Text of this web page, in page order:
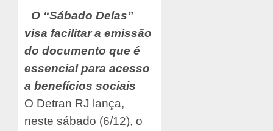
O “Sábado Delas”
visa facilitar a emissão
do documento que é
essencial para acesso
a benefícios sociais
O Detran RJ lança,
neste sábado (6/12), o